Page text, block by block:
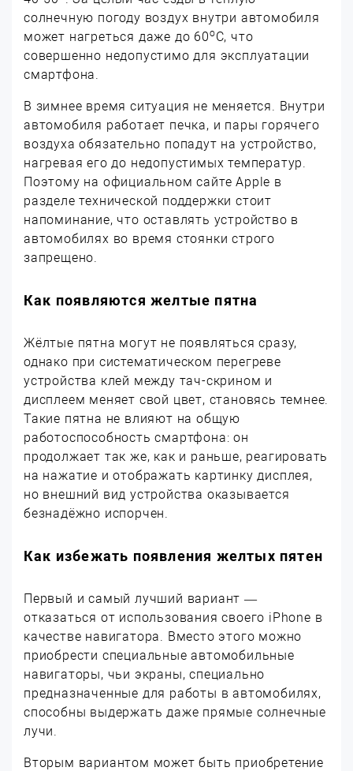
солнечную погоду воздух внутри автомобиля
может нагреться даже до 60оC, что
совершенно недопустимо для эксплуатации
смартфона.
В зимнее время ситуация не меняется. Внутри
автомобиля работает печка, и пары горячего
воздуха обязательно попадут на устройство,
нагревая его до недопустимых температур.
Поэтому на официальном сайте Apple в
разделе технической поддержки стоит
напоминание, что оставлять устройство в
автомобилях во время стоянки строго
запрещено.
Как появляются желтые пятна
Жёлтые пятна могут не появляться сразу,
однако при систематическом перегреве
устройства клей между тач-скрином и
дисплеем меняет свой цвет, становясь темнее.
Такие пятна не влияют на общую
работоспособность смартфона: он
продолжает так же, как и раньше, реагировать
на нажатие и отображать картинку дисплея,
но внешний вид устройства оказывается
безнадёжно испорчен.
Как избежать появления желтых пятен
Первый и самый лучший вариант —
отказаться от использования своего iPhone в
качестве навигатора. Вместо этого можно
приобрести специальные автомобильные
навигаторы, чьи экраны, специально
предназначенные для работы в автомобилях,
способны выдержать даже прямые солнечные
лучи.
Вторым вариантом может быть приобретение